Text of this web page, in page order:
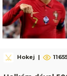
Hokej |